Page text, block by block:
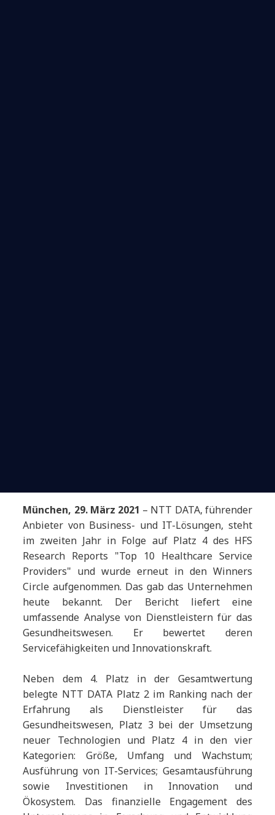
München, 29. März 2021 – NTT DATA, führender
Anbieter von Business- und IT-Lösungen, steht
im zweiten Jahr in Folge auf Platz 4 des HFS
Research Reports "Top 10 Healthcare Service
Providers" und wurde erneut in den Winners
Circle aufgenommen. Das gab das Unternehmen
heute bekannt. Der Bericht liefert eine
umfassende Analyse von Dienstleistern für das
Gesundheitswesen. Er bewertet deren
Servicefähigkeiten und Innovationskraft.
Neben dem 4. Platz in der Gesamtwertung
belegte NTT DATA Platz 2 im Ranking nach der
Erfahrung als Dienstleister für das
Gesundheitswesen, Platz 3 bei der Umsetzung
neuer Technologien und Platz 4 in den vier
Kategorien: Größe, Umfang und Wachstum;
Ausführung von IT-Services; Gesamtausführung
sowie Investitionen in Innovation und
Ökosystem. Das finanzielle Engagement des